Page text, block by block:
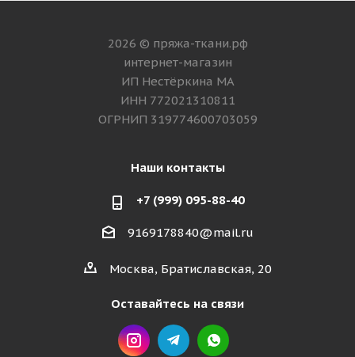
2026 © пряжа-ткани.рф
интернет-магазин
ИП Нестёркина МА
ИНН 772021310811
ОГРНИП 319774600703059
Наши контакты
+7 (999) 095-88-40
9169178840@mail.ru
Москва, Братиславская, 20
Оставайтесь на связи